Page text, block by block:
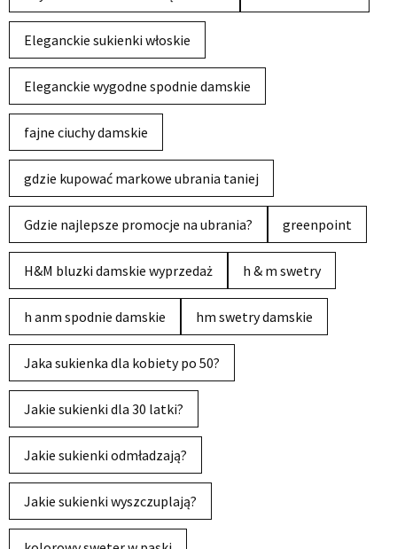
Eleganckie sukienki włoskie
Eleganckie wygodne spodnie damskie
fajne ciuchy damskie
gdzie kupować markowe ubrania taniej
Gdzie najlepsze promocje na ubrania? greenpoint
H&M bluzki damskie wyprzedaż h & m swetry
h anm spodnie damskie hm swetry damskie
Jaka sukienka dla kobiety po 50?
Jakie sukienki dla 30 latki?
Jakie sukienki odmładzają?
Jakie sukienki wyszczuplają?